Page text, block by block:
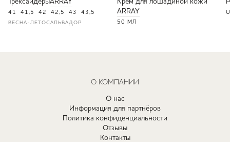
ТрексайдерыARRAY
41 41,5 42 42,5 43 43,5
ВЕСНА-ЛЕТОСАЛЬВАДОР
Крем для лошадиной кожи
ARRAY
50 МЛ
О КОМПАНИИ
О нас
Информация для партнёров
Политика конфиденциальности
Отзывы
Контакты